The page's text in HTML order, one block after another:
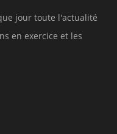
jour toute l'actualité
en exercice et les